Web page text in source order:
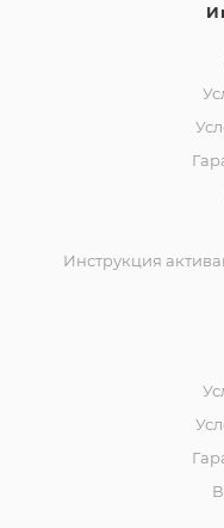
Инструкция